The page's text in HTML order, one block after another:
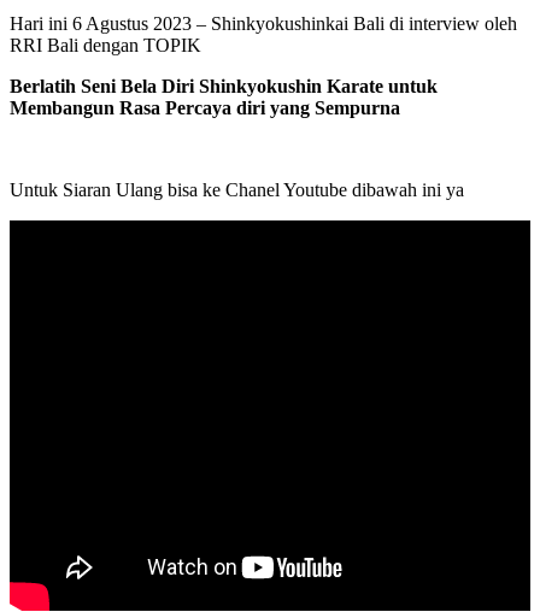
Share
Hari ini 6 Agustus 2023 – Shinkyokushinkai Bali di interview oleh
RRI Bali dengan TOPIK
Berlatih Seni Bela Diri Shinkyokushin Karate untuk
Membangun Rasa Percaya diri yang Sempurna
Untuk Siaran Ulang bisa ke Chanel Youtube dibawah ini ya